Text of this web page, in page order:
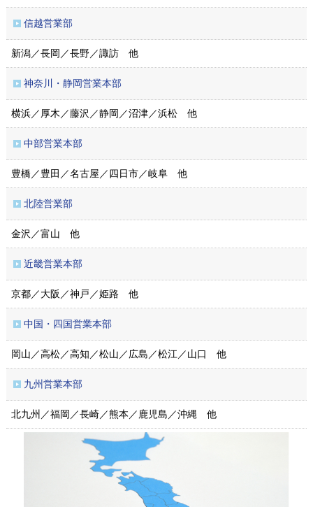
信越営業部
新潟／長岡／長野／諏訪 他
神奈川・静岡営業本部
横浜／厚木／藤沢／静岡／沼津／浜松 他
中部営業本部
豊橋／豊田／名古屋／四日市／岐阜 他
北陸営業部
金沢／富山 他
近畿営業本部
京都／大阪／神戸／姫路 他
中国・四国営業本部
岡山／高松／高知／松山／広島／松江／山口 他
九州営業本部
北九州／福岡／長崎／熊本／鹿児島／沖縄 他